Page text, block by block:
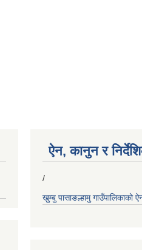
ऐन, कानुन र
/
खुम्बु पासाङल्हामु गाउँपालिकाको